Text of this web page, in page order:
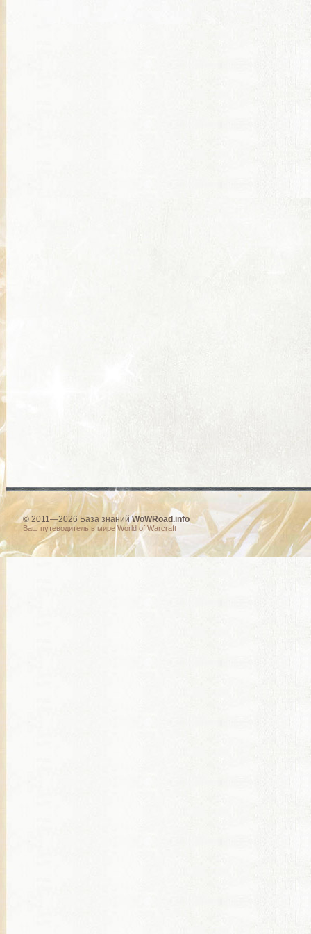
© 2011—2026 База знанийWoWRoad.info
Ваш путеводитель в мире World of Warcraft